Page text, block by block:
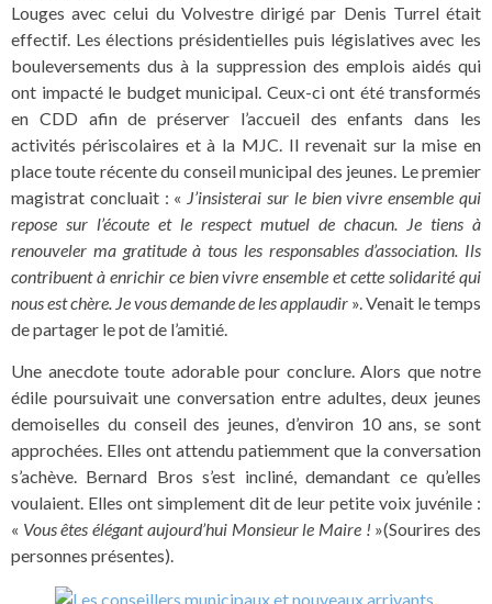
Louges avec celui du Volvestre dirigé par Denis Turrel était
effectif. Les élections présidentielles puis législatives avec les
bouleversements dus à la suppression des emplois aidés qui
ont impacté le budget municipal. Ceux-ci ont été transformés
en CDD afin de préserver l’accueil des enfants dans les
activités périscolaires et à la MJC. Il revenait sur la mise en
place toute récente du conseil municipal des jeunes. Le premier
magistrat concluait : « J’insisterai sur le bien vivre ensemble qui
repose sur l’écoute et le respect mutuel de chacun. Je tiens à
renouveler ma gratitude à tous les responsables d’association. Ils
contribuent à enrichir ce bien vivre ensemble et cette solidarité qui
nous est chère. Je vous demande de les applaudir ». Venait le temps
de partager le pot de l’amitié.
Une anecdote toute adorable pour conclure. Alors que notre
édile poursuivait une conversation entre adultes, deux jeunes
demoiselles du conseil des jeunes, d’environ 10 ans, se sont
approchées. Elles ont attendu patiemment que la conversation
s’achève. Bernard Bros s’est incliné, demandant ce qu’elles
voulaient. Elles ont simplement dit de leur petite voix juvénile :
« Vous êtes élégant aujourd’hui Monsieur le Maire ! »(Sourires des
personnes présentes).